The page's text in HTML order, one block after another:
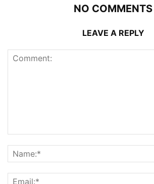
NO COMMENTS
LEAVE A REPLY